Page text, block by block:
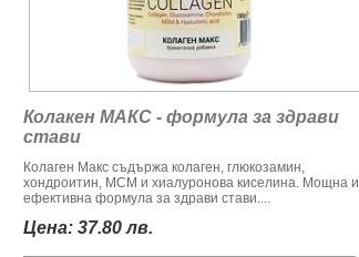
Колакен МАКС - формула за здрави
стави
Колаген Макс съдържа колаген, глюкозамин,
хондроитин, МСМ и хиалуронова киселина. Мощна и
ефективна формула за здрави стави....
Цена: 37.80 лв.